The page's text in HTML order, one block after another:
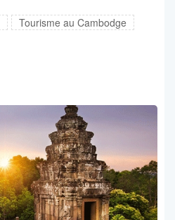
Tourisme au Cambodge